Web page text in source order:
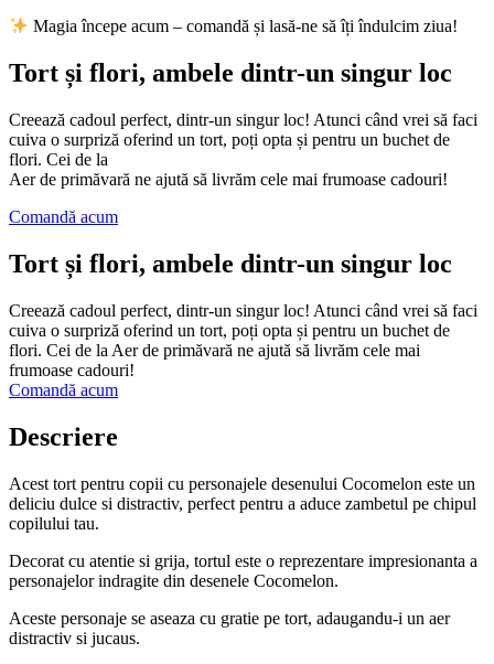
Magia începe acum – comandă și lasă-ne să îți îndulcim ziua!
Tort și flori, ambele dintr-un singur loc
Creează cadoul perfect, dintr-un singur loc! Atunci când vrei să faci
cuiva o surpriză oferind un tort, poți opta și pentru un buchet de
flori. Cei de la
Aer de primăvară ne ajută să livrăm cele mai frumoase cadouri!
Comandă acum
Tort și flori, ambele dintr-un singur loc
Creează cadoul perfect, dintr-un singur loc! Atunci când vrei să faci
cuiva o surpriză oferind un tort, poți opta și pentru un buchet de
flori. Cei de la Aer de primăvară ne ajută să livrăm cele mai
frumoase cadouri!
Comandă acum
Descriere
Acest tort pentru copii cu personajele desenului Cocomelon este un
deliciu dulce si distractiv, perfect pentru a aduce zambetul pe chipul
copilului tau.
Decorat cu atentie si grija, tortul este o reprezentare impresionanta a
personajelor indragite din desenele Cocomelon.
Aceste personaje se aseaza cu gratie pe tort, adaugandu-i un aer
distractiv si jucaus.